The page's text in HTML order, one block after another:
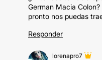
German Macia
pronto nos puedas
Responder
lorenapro7